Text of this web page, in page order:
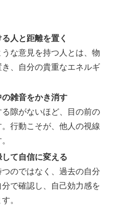
人と距離を置く
な意見を持つ人とは、物
、自分の貴重なエネルギ
雑音をかき消す
隙がないほど、目の前の
行動こそが、他人の視線
て自信に変える
のではなく、過去の自分
で確認し、自己効力感を
。